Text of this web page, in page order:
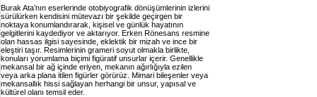
Burak Ata’nın eserlerinde otobiyografik dönüşümlerinin izlerini
sürülürken kendisini mütevazı bir şekilde geçirgen bir
noktaya konumlandırarak, kişisel ve günlük hayatının
gelgitlerini kaydediyor ve aktarıyor. Erken Rönesans resmine
olan hassas ilgisi sayesinde, eklektik bir mizah ve ince bir
eleştiri taşır. Resimlerinin grameri soyut olmakla birlikte,
konuları yorumlama biçimi figüratif unsurlar içerir. Genellikle
mekansal bir ağ içinde eriyen, mekanın ağırlığıyla ezilen
veya arka plana itilen figürler görürüz. Mimari bileşenler veya
mekansallık hissi sağlayan herhangi bir unsur, yapısal ve
kültürel olanı temsil eder.